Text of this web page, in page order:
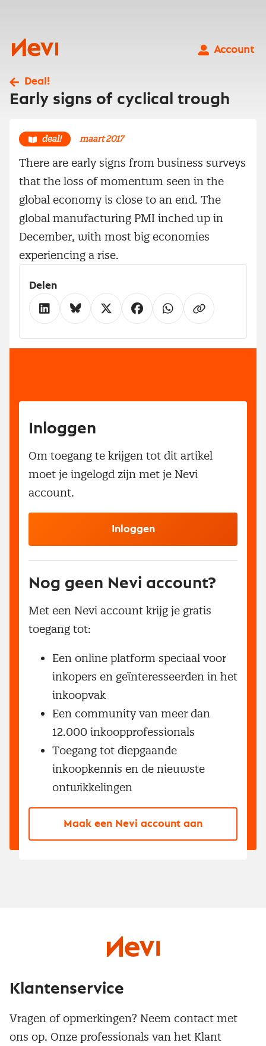
Nevi
Account
Deal!
Early signs of cyclical trough
deal! maart 2017
There are early signs from business surveys
that the loss of momentum seen in the
global economy is close to an end. The
global manufacturing PMI inched up in
December, with most big economies
experiencing a rise.
Delen
Inloggen
Om toegang te krijgen tot dit artikel
moet je ingelogd zijn met je Nevi
account.
Inloggen
Nog geen Nevi account?
Met een Nevi account krijg je gratis
toegang tot:
Een online platform speciaal voor
inkopers en geïnteresseerden in het
inkoopvak
Een community van meer dan
12.000 inkoopprofessionals
Toegang tot diepgaande
inkoopkennis en de nieuwste
ontwikkelingen
Maak een Nevi account aan
Klantenservice
Vragen of opmerkingen? Neem contact met
ons op. Onze professionals van het Klant